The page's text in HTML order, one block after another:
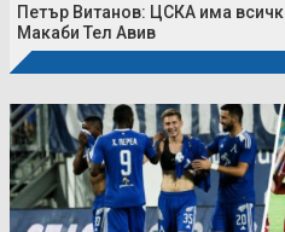
Петър Витанов: ЦСКА има
Макаби Тел Авив